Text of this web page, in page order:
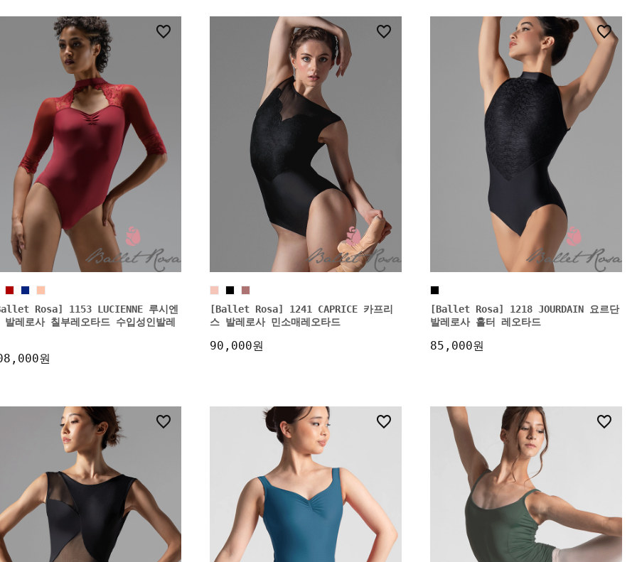
Rosa] 1153 LUCIENNE 루시엔
발레로사 칠부레오타드 수입성인발레
원
[Ballet Rosa] 1241 CAPRICE 카프리
스 발레로사 민소매레오타드
90,000원
5
[Ballet Rosa] 1218 JOURDAIN 요르단
발레로사 홀터 레오타드
85,000원